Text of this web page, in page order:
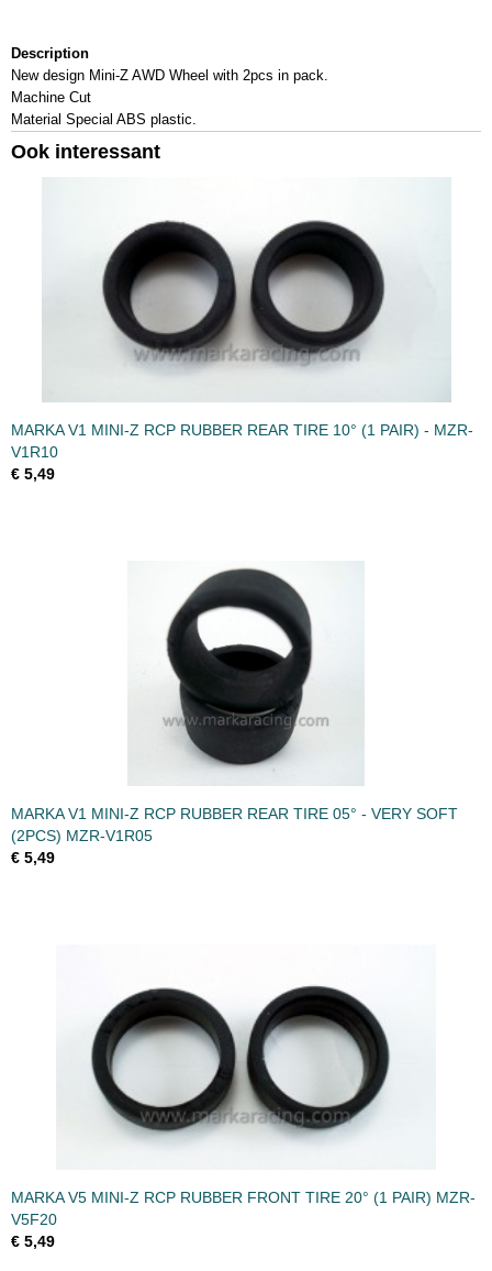
0,10 Kg
Description
New design Mini-Z AWD Wheel with 2pcs in pack.
Machine Cut
Material Special ABS plastic.
Ook interessant
MARKA V1 MINI-Z RCP RUBBER REAR TIRE 10° (1 PAIR) - MZR-
V1R10
€ 5,49
MARKA V1 MINI-Z RCP RUBBER REAR TIRE 05° - VERY SOFT
(2PCS) MZR-V1R05
€ 5,49
MARKA V5 MINI-Z RCP RUBBER FRONT TIRE 20° (1 PAIR) MZR-
V5F20
€ 5,49